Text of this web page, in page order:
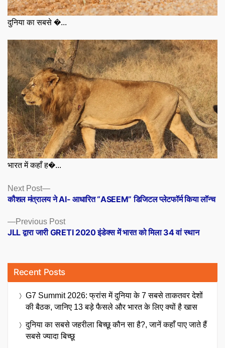
दुनिया का सबसे �...
भारत में कहाँ ह�...
Posts
navigation
Previous PostPrevious
post:
JLL द्वारा जारी GRETI 2020 इंडेक्स में भारत को मिला 34 वां स्थान
Next Post
Next
post:
कौशल मंत्रालय ने AI- आधारित “ASEEM” डिजिटल प्लेटफॉर्म किया लॉन्च
Recent Posts
G7 Summit 2026: फ्रांस में दुनिया के 7 सबसे ताकतवर देशों
की बैठक, जानिए 13 बड़े फैसले और भारत के लिए क्यों है खास
दुनिया का सबसे जहरीला बिच्छू कौन सा है?, जानें कहाँ पाए जाते हैं
सबसे ज्यादा बिच्छू